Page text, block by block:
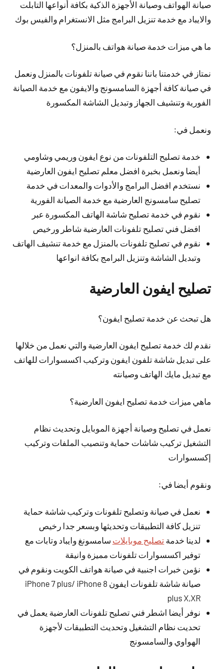
صيانة الهواتف وصيانة الأجهزة الذكية بكافة أنواعها التابلت
والايباد مع خدمة تنزيل البرامج مثل الانستغرام والفيس بوك
ما هي ميزات خدمة صيانة هواتف بالمنزل؟
نمتاز في خدمتنا باننا نقوم في صيانة تلفونات بالمنزل ونعمل
في صيانة كافة أجهزة السامسونج والايفون مع خدمة الصيانة
الفورية وتنشيف الجهاز وتبديل الشاشة المكسورة
ونعمل في:
خدمة تصليح التلفونات من نوع ايفون وريمي وشاومي
أيضا ونعمل بخبرة افضل معلم تصليح ايفون العارضية
نستخدم افضل البرامج والأدوات والمعدات في خدمة
تصليح سامسونج العارضية مع خدمة الصيانة الفورية
نقوم في خدمة تصليح شاشة الهاتف المكسورة عبر
افضل فني تصليح تلفونات العارضية شاطر ورخيص
نقوم في تصليح تلفونات بالمنزل مع خدمة تنشيف الهاتف
وتبديل الشاشة وتنزيل البرامج بكافة انواعها
تصليح ايفون العارضية
هل تبحث عن خدمة تصليح ايفون؟
نقدم لك خدمة تصليح ايفون العارضية والتي نعمل من خلالها
على تبديل شاشة تلفون ايفون وتركيب اكسسوارات للهاتف
مع تبديل مايك الهاتف وصيانته
ماهي ميزات خدمة تصليح ايفون العارضية؟
نعمل في تصليح وصيانة أجهزة الموبايل وتحديث نظام
التشغيل تركيب شاشات حماية وتنصيب الملفات وتركيب
إكسسوارات
ونقوم أيضا في:
نعمل في صيانة وتصليح تلفونات وتركيب شاشة حماية
تنزيل كافة التطبيقات وتحديثها وبسعر جدا رخيص
لدينا خدمةتصليح موبايلات سامسونغ وايباد وتابات مع
توفير اكسسوارات تلفونات مميزة وانيقة
نؤمن خبرات اجنبية في صيانة هواتف الكويت ونقوم في
صيانة شاشة تلفونات ايفون iPhone 7 plus/ iPhone 8
plus X,XR
نوفر أيضا اشطر فني تصليح تلفونات العارضية يعمل في
تحديت نظام التشغيل وتحديث التطبيقات لأجهزة
الهواوي والسامسونج